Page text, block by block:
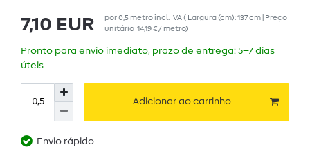
7,10 EUR por0,5 metroincl. IVA( Largura (cm): 137 cm | Preço
unitário 14,19 € / metro)
Pronto para envio imediato, prazo de entrega: 5–7 dias
úteis
Adicionar ao carrinho
Envio rápido